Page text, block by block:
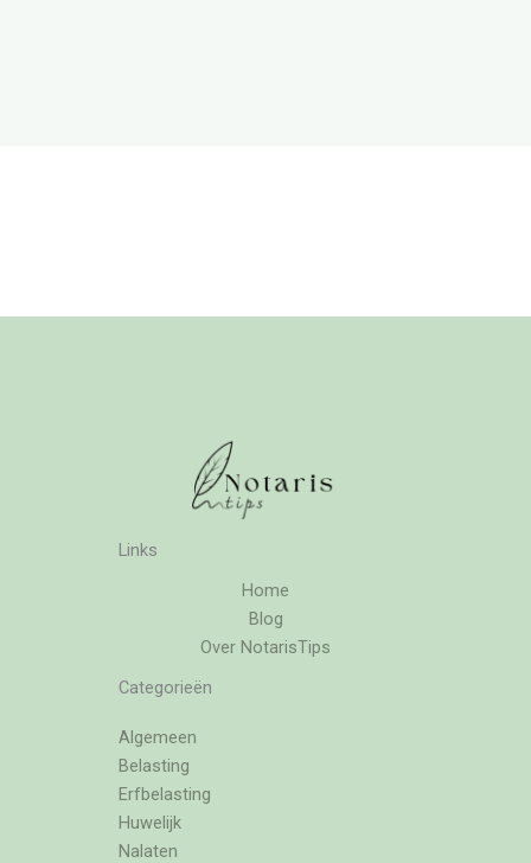
Links
Home
Blog
Over NotarisTips
Categorieën
Algemeen
Belasting
Erfbelasting
Huwelijk
Nalaten